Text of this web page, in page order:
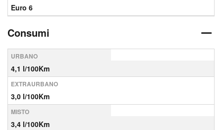
Euro 6
Consumi
URBANO
4,1 l/100Km
EXTRAURBANO
3,0 l/100Km
MISTO
3,4 l/100Km